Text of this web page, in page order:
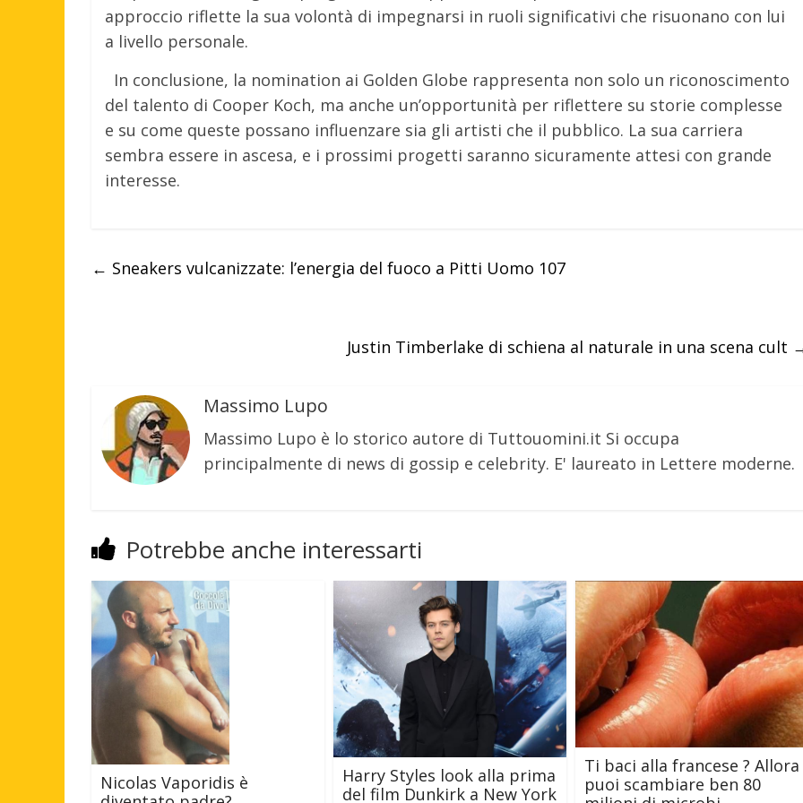
approccio riflette la sua volontà di impegnarsi in ruoli significativi che risuonano con lui
a livello personale.
In conclusione, la nomination ai Golden Globe rappresenta non solo un riconoscimento
del talento di Cooper Koch, ma anche un’opportunità per riflettere su storie complesse
e su come queste possano influenzare sia gli artisti che il pubblico. La sua carriera
sembra essere in ascesa, e i prossimi progetti saranno sicuramente attesi con grande
interesse.
← Sneakers vulcanizzate: l’energia del fuoco a Pitti Uomo 107
Justin Timberlake di schiena al naturale in una scena cult
Massimo Lupo
Massimo Lupo è lo storico autore di Tuttouomini.it Si occupa
principalmente di news di gossip e celebrity. E' laureato in Lettere moderne.
Potrebbe anche interessarti
Nicolas Vaporidis è
Harry Styles look alla prima
del film Dunkirk a New York
Ti baci alla francese ? Allora
puoi scambiare ben 80